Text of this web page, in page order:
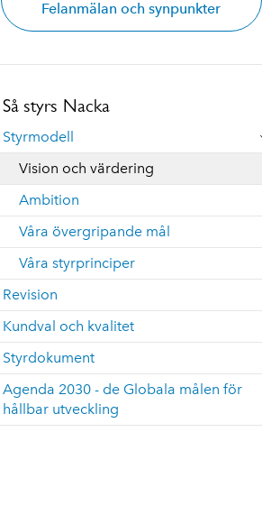
Felanmälan och synpunkter
Så styrs Nacka
Styrmodell
Vision och värdering
Ambition
Våra övergripande mål
Våra styrprinciper
Revision
Kundval och kvalitet
Styrdokument
Agenda 2030 - de Globala målen för
hållbar utveckling